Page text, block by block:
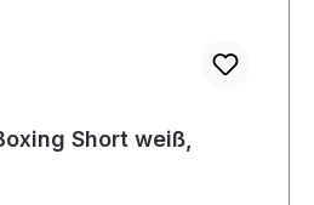
Short weiß,